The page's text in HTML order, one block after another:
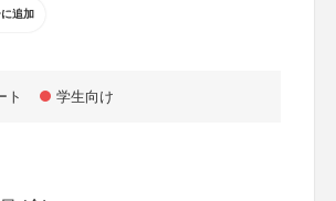
追加
ト 学生向け